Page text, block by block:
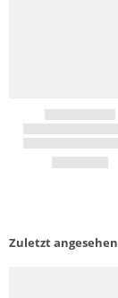
Zuletzt angesehen